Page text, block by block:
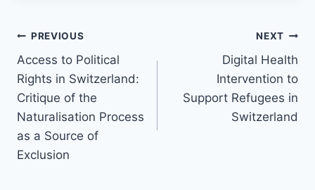
Post
navigation
PREVIOUS
Access to Political
Rights in Switzerland:
Critique of the
Naturalisation Process
as a Source of
Exclusion
NEXT
Digital Health
Intervention to
Support Refugees in
Switzerland